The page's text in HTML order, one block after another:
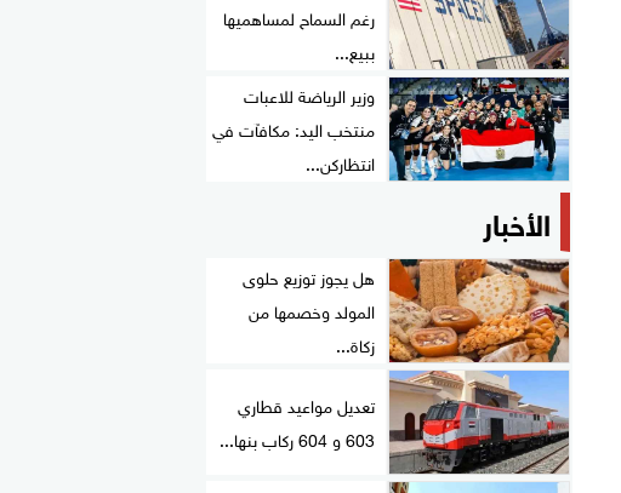
رغم السماح لمساهميها
ببيع...
وزير الرياضة للاعبات
منتخب اليد: مكافآت في
انتظاركن...
الأخبار
هل يجوز توزيع حلوى
المولد وخصمها من
زكاة...
تعديل مواعيد قطاري
603 و 604 ركاب بنها...